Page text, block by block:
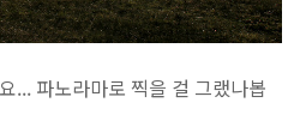
... 파노라마로 찍을 걸 그랬나봅